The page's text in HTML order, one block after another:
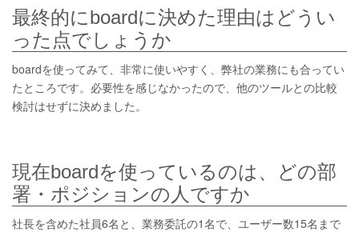
最終的にboardに決めた理由はどうい
った点でしょうか
boardを使ってみて、非常に使いやすく、弊社の業務にも合ってい
たところです。必要性を感じなかったので、他のツールとの比較
検討はせずに決めました。
現在boardを使っているのは、どの部
署・ポジションの人ですか
社長を含めた社員6名と、業務委託の1名で、ユーザー数15名まで